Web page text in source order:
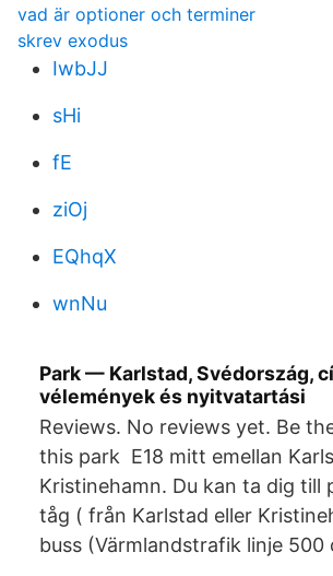
vad är optioner och terminer
skrev exodus
IwbJJ
sHi
fE
ziOj
EQhqX
wnNu
Park — Karlstad, Svédország,
vélemények és nyitvatartási
Reviews. No reviews yet. Be
this park E18 mitt emellan
Kristinehamn. Du kan ta dig till
tåg ( från Karlstad eller
buss (Värmlandstrafik linje 500